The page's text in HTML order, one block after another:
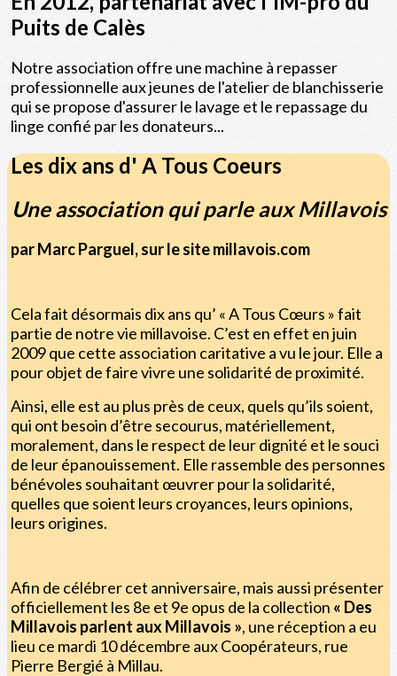
Puits de Calès
Notre association offre une machine à repasser
professionnelle aux jeunes de l'atelier de blanchisserie
qui se propose d'assurer le lavage et le repassage du
linge confié par les donateurs...
Les dix ans d' A Tous Coeurs
Une association qui parle aux Millavois
par Marc Parguel, sur le site millavois.com
Cela fait désormais dix ans qu’ « A Tous Cœurs » fait
partie de notre vie millavoise. C’est en effet en juin
2009 que cette association caritative a vu le jour. Elle a
pour objet de faire vivre une solidarité de proximité.
Ainsi, elle est au plus près de ceux, quels qu’ils soient,
qui ont besoin d’être secourus, matériellement,
moralement, dans le respect de leur dignité et le souci
de leur épanouissement. Elle rassemble des personnes
bénévoles souhaitant œuvrer pour la solidarité,
quelles que soient leurs croyances, leurs opinions,
leurs origines.
Afin de célébrer cet anniversaire, mais aussi présenter
officiellement les 8e et 9e opus de la collection « Des
Millavois parlent aux Millavois », une réception a eu
lieu ce mardi 10 décembre aux Coopérateurs, rue
Pierre Bergié à Millau.